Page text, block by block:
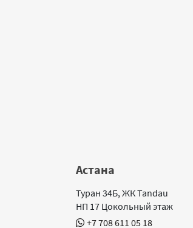
Астана
Туран 34Б, ЖК Tandau
НП 17 Цокольный этаж
+7 708 611 05 18